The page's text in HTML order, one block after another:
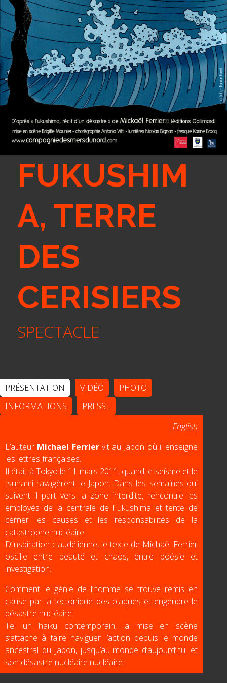
FUKUSHIM
A, TERRE
DES
CERISIERS
SPECTACLE
PRÉSENTATION VIDÉO
PHOTO
INFORMATIONS
PRESSE
English
L’auteur Michael Ferriervit au Japon où il enseigne
les lettres françaises.
Il était à Tokyo le 11 mars 2011, quand le seïsme et le
tsunami ravagèrent le Japon. Dans les semaines qui
suivent il part vers la zone interdite, rencontre les
employés de la centrale de Fukushima et tente de
cerner les causes et les responsabilités de la
catastrophe nucléaire.
D’inspiration claudélienne, le texte de Michaël Ferrier
oscille entre beauté et chaos, entre poésie et
investigation.
Comment le génie de l’homme se trouve remis en
cause par la tectonique des plaques et engendre le
désastre nucléaire.
Tel un haïku contemporain, la mise en scène
s’attache à faire naviguer l’action depuis le monde
ancestral du Japon, jusqu’au monde d’aujourd’hui et
son désastre nucléaire nucléaire.